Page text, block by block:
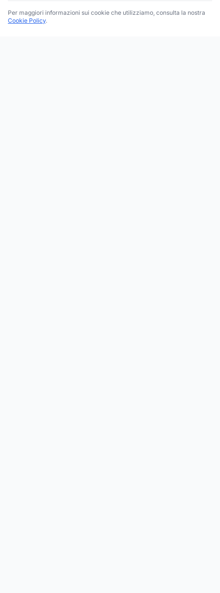
Per maggiori informazioni sui cookie che utilizziamo, consulta la nostra
Cookie Policy.